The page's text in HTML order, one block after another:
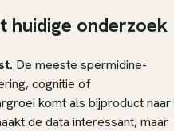
huidige onderzoek
De meeste spermidine-
cognitie of
komt als bijproduct naar
de data interessant, maar